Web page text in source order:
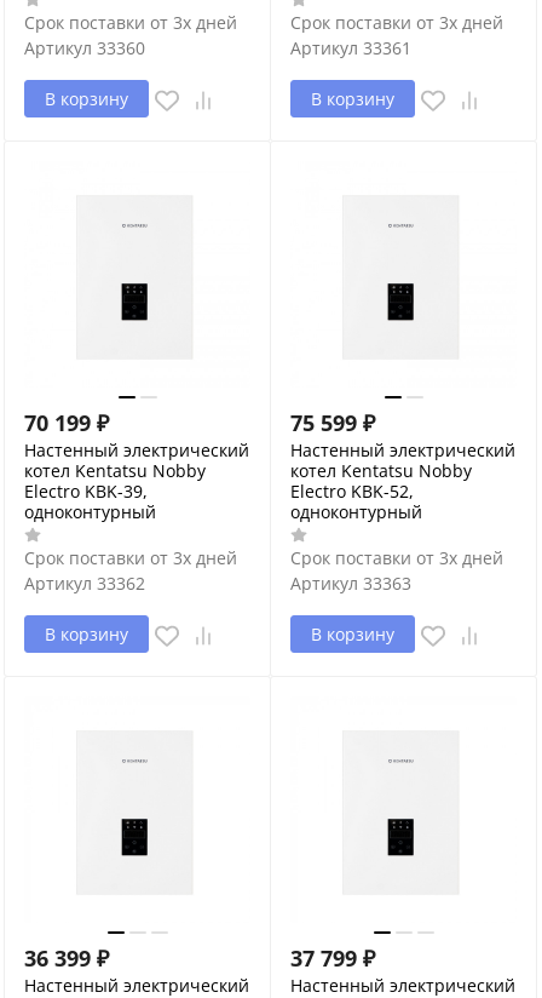
Срок поставки от 3х дней
Артикул 33360
В корзину
Срок поставки от 3х дней
Артикул 33361
В корзину
70 199 ₽
Настенный электрический
котел Kentatsu Nobby
Electro KBK-39,
одноконтурный
Срок поставки от 3х дней
Артикул 33362
В корзину
75 599 ₽
Настенный электрический
котел Kentatsu Nobby
Electro KBK-52,
одноконтурный
Срок поставки от 3х дней
Артикул 33363
В корзину
36 399 ₽
Настенный электрический
37 799 ₽
Настенный электрический